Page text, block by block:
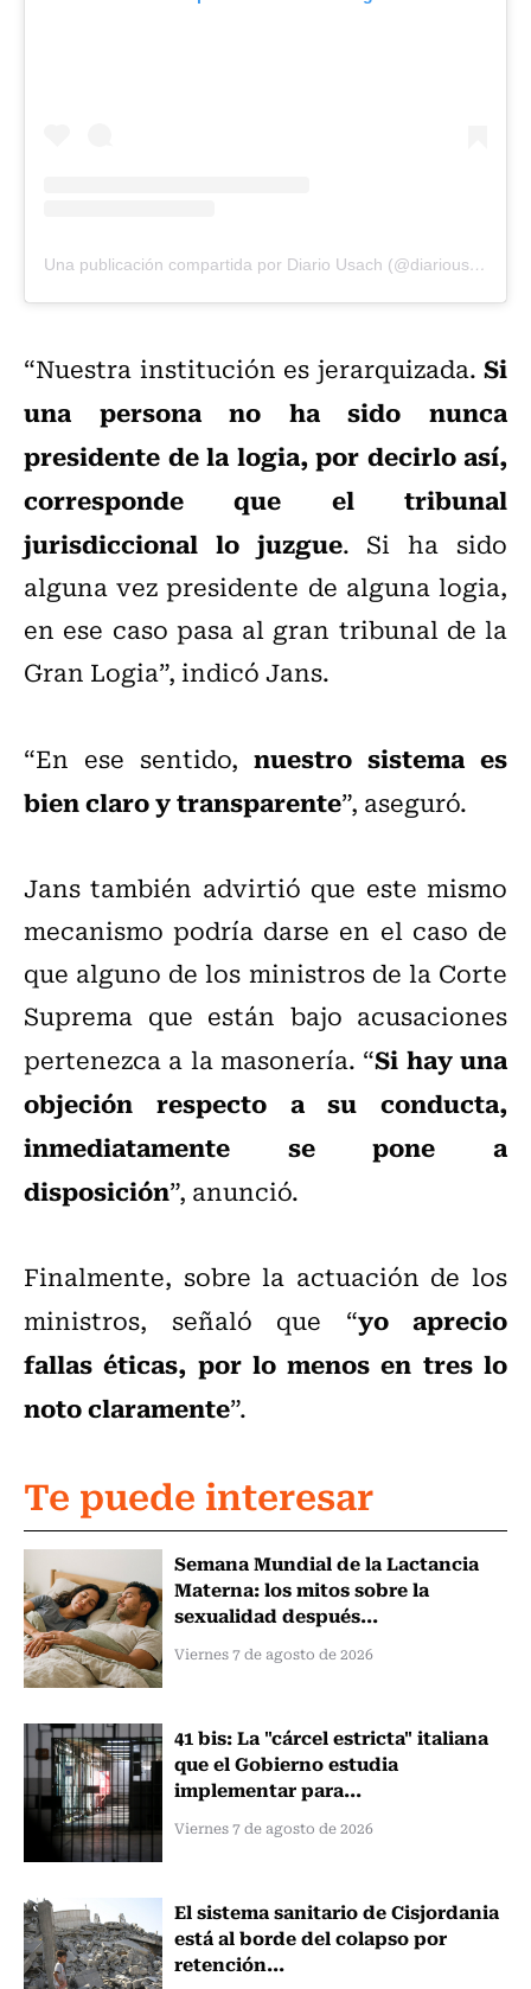
Una publicación compartida por Diario Usach (@diariousach)
“Nuestra institución es jerarquizada. Si
una persona no ha sido nunca
presidente de la logia, por decirlo así,
corresponde que el tribunal
jurisdiccional lo juzgue. Si ha sido
alguna vez presidente de alguna logia,
en ese caso pasa al gran tribunal de la
Gran Logia”, indicó Jans.
“En ese sentido, nuestro sistema es
bien claro y transparente”, aseguró.
Jans también advirtió que este mismo
mecanismo podría darse en el caso de
que alguno de los ministros de la Corte
Suprema que están bajo acusaciones
pertenezca a la masonería. “Si hay una
objeción respecto a su conducta,
inmediatamente se pone a
disposición”, anunció.
Finalmente, sobre la actuación de los
ministros, señaló que “yo aprecio
fallas éticas, por lo menos en tres lo
noto claramente”.
Te puede interesar
Semana Mundial de la Lactancia
Materna: los mitos sobre la
sexualidad después...
Viernes 7 de agosto de 2026
41 bis: La "cárcel estricta" italiana
que el Gobierno estudia
implementar para...
Viernes 7 de agosto de 2026
El sistema sanitario de Cisjordania
está al borde del colapso por
retención...